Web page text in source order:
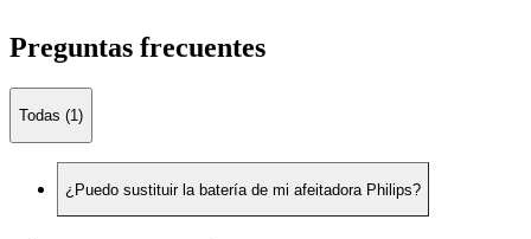
Preguntas frecuentes
Todas (1)
¿Puedo sustituir la batería de mi afeitadora Philips?